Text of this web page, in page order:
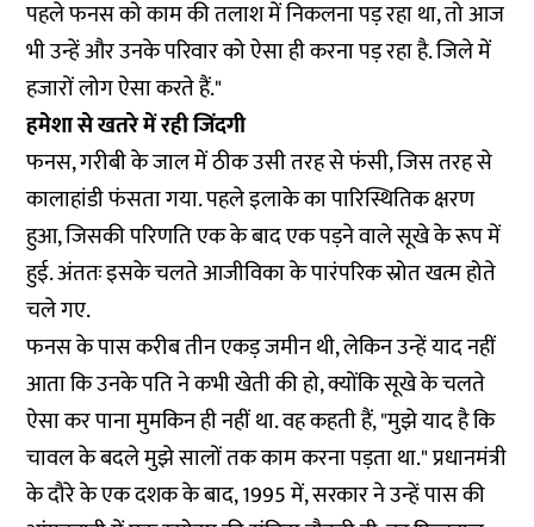
पहले फनस को काम की तलाश में निकलना पड़ रहा था, तो आज
भी उन्हें और उनके परिवार को ऐसा ही करना पड़ रहा है. जिले में
हजारों लोग ऐसा करते हैं."
हमेशा से खतरे में रही जिंदगी
फनस, गरीबी के जाल में ठीक उसी तरह से फंसी, जिस तरह से
कालाहांडी फंसता गया. पहले इलाके का पारिस्थितिक क्षरण
हुआ, जिसकी परिणति एक के बाद एक पड़ने वाले सूखे के रूप में
हुई. अंततः इसके चलते आजीविका के पारंपरिक स्रोत खत्म होते
चले गए.
फनस के पास करीब तीन एकड़ जमीन थी, लेकिन उन्हें याद नहीं
आता कि उनके पति ने कभी खेती की हो, क्योंकि सूखे के चलते
ऐसा कर पाना मुमकिन ही नहीं था. वह कहती हैं, "मुझे याद है कि
चावल के बदले मुझे सालों तक काम करना पड़ता था." प्रधानमंत्री
के दौरे के एक दशक के बाद, 1995 में, सरकार ने उन्हें पास की